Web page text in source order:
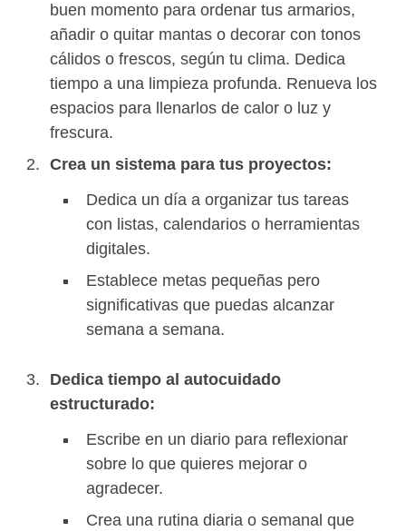
buen momento para ordenar tus armarios,
añadir o quitar mantas o decorar con tonos
cálidos o frescos, según tu clima. Dedica
tiempo a una limpieza profunda. Renueva los
espacios para llenarlos de calor o luz y
frescura.
Crea un sistema para tus proyectos:
Dedica un día a organizar tus tareas
con listas, calendarios o herramientas
digitales.
Establece metas pequeñas pero
significativas que puedas alcanzar
semana a semana.
Dedica tiempo al autocuidado
estructurado:
Escribe en un diario para reflexionar
sobre lo que quieres mejorar o
agradecer.
Crea una rutina diaria o semanal que